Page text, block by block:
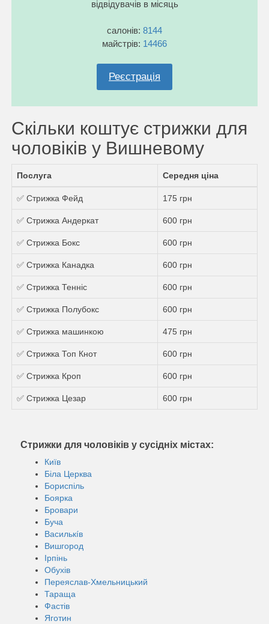
відвідувачів в місяць
салонів: 8144
майстрів: 14466
Реєстрація
Скільки коштує стрижки для
чоловіків у Вишневому
Послуга Середня ціна
✅ Стрижка Фейд 175 грн
✅ Стрижка Андеркат 600 грн
✅ Стрижка Бокс 600 грн
✅ Стрижка Канадка 600 грн
✅ Стрижка Теннiс 600 грн
✅ Стрижка Полубокс 600 грн
✅ Стрижка машинкою 475 грн
✅ Стрижка Топ Кнот 600 грн
✅ Стрижка Кроп 600 грн
✅ Стрижка Цезар 600 грн
Стрижки для чоловіків у сусідніх містах:
Київ
Біла Церква
Бориспіль
Боярка
Бровари
Буча
Василькíв
Вишгород
Ірпінь
Обухів
Переяслав-Хмельницький
Тараща
Фастів
Яготин